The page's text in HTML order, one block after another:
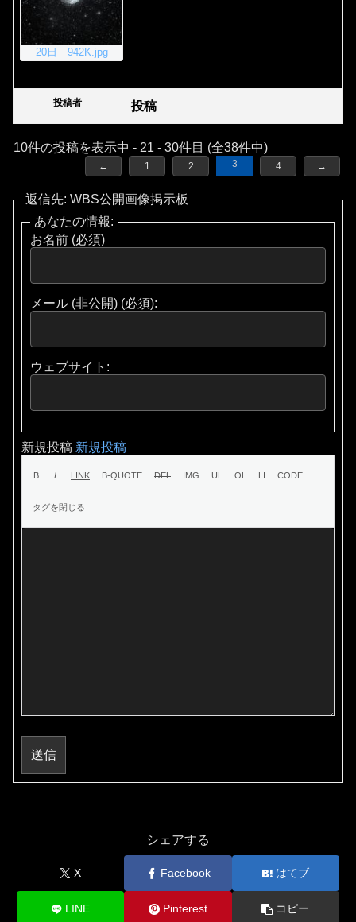
20日 942K.jpg
投稿者 投稿
10件の投稿を表示中 - 21 - 30件目 (全38件中)
← 1 2 3 4 →
返信先: WBS公開画像掲示板
あなたの情報:
お名前 (必須)
メール (非公開) (必須):
ウェブサイト:
新規投稿 新規投稿
送信
シェアする
X Facebook はてブ
LINE Pinterest コピー